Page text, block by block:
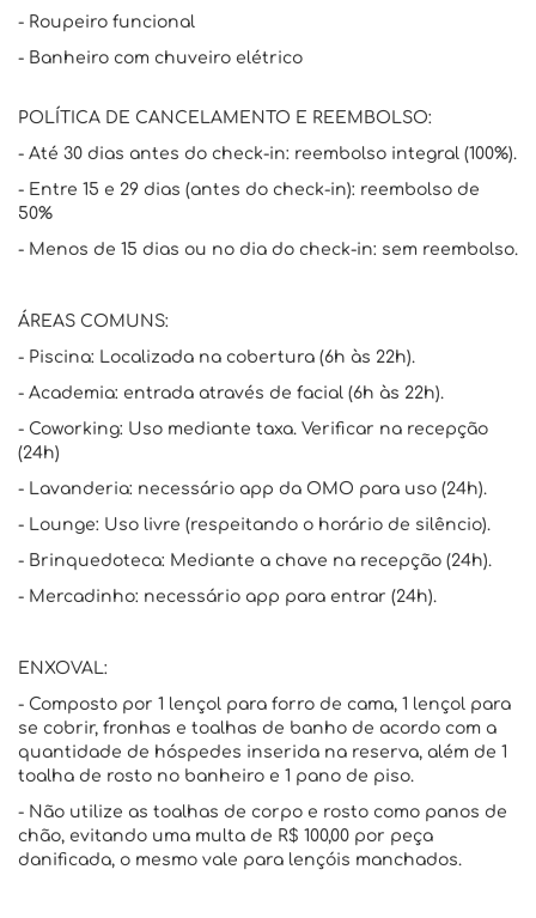
- Roupeiro funcional
- Banheiro com chuveiro elétrico
POLÍTICA DE CANCELAMENTO E REEMBOLSO:
- Até 30 dias antes do check-in: reembolso integral (100%).
- Entre 15 e 29 dias (antes do check-in): reembolso de
50%
- Menos de 15 dias ou no dia do check-in: sem reembolso.
ÁREAS COMUNS:
- Piscina: Localizada na cobertura (6h às 22h).
- Academia: entrada através de facial (6h às 22h).
- Coworking: Uso mediante taxa. Verificar na recepção
(24h)
- Lavanderia: necessário app da OMO para uso (24h).
- Lounge: Uso livre (respeitando o horário de silêncio).
- Brinquedoteca: Mediante a chave na recepção (24h).
- Mercadinho: necessário app para entrar (24h).
ENXOVAL:
- Composto por 1 lençol para forro de cama, 1 lençol para
se cobrir, fronhas e toalhas de banho de acordo com a
quantidade de hóspedes inserida na reserva, além de 1
toalha de rosto no banheiro e 1 pano de piso.
- Não utilize as toalhas de corpo e rosto como panos de
chão, evitando uma multa de R$ 100,00 por peça
danificada, o mesmo vale para lençóis manchados.